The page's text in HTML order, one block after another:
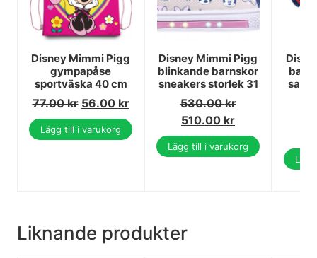
Disney Mimmi Pigg
gympapåse
sportväska 40 cm
77.00kr 56.00 kr
Lägg till i varukorg
Disney Mimmi Pigg
blinkande barnskor
sneakers storlek 31
530.00kr
510.00 kr
Lägg till i varukorg
Liknande produkter